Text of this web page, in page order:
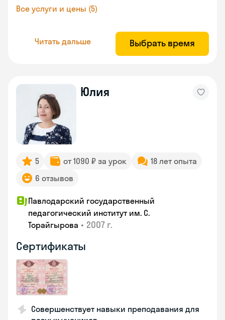
Все услуги и цены (5)
Читать дальше Выбрать время
Юлия
5 от 1090 ₽ за урок
18 лет опыта
6 отзывов
Павлодарский государственный
педагогический институт им. С.
Торайгырова • 2007 г.
Сертификаты
Совершенствует навыки преподавания для